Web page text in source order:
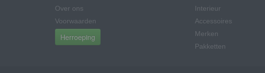
Over ons
Voorwaarden
Herroeping
Interieur
Accessoires
Merken
Pakketten